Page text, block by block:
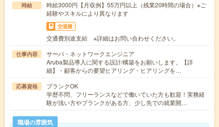
時給
時給3000円【月収例】55万円以上（残業20時間の場合）※ご
経験やスキルにより異なります
交通費
交通費別途支給 ※詳細はお問い合わせください。
仕事内容
サーバ・ネットワークエンジニア
Aruba製品導入に関する設計/構築をお願いします。【詳
細】・顧客からの要望ヒアリング・ヒアリングを…
応募資格
ブランクOK
学歴不問、フリーランスなどで働いていた方も歓迎！実務経
験が浅い方やブランクがある方、少し先での就業開…
職場の雰囲気